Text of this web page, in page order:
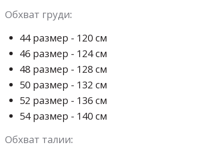
Обхват груди:
44 размер - 120 см
46 размер - 124 см
48 размер - 128 см
50 размер - 132 см
52 размер - 136 см
54 размер - 140 см
Обхват талии: